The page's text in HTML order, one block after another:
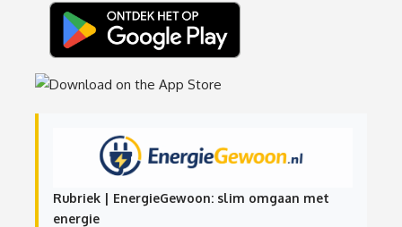
Rubriek | EnergieGewoon: slim omgaan met
energie